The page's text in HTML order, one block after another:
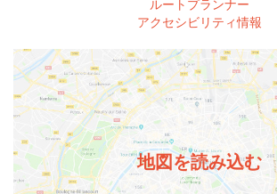
ルートプランナー
アクセシビリティ情報
地図を読み込む